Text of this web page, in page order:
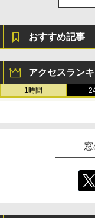
おすすめ記事
アクセスラン
1時間